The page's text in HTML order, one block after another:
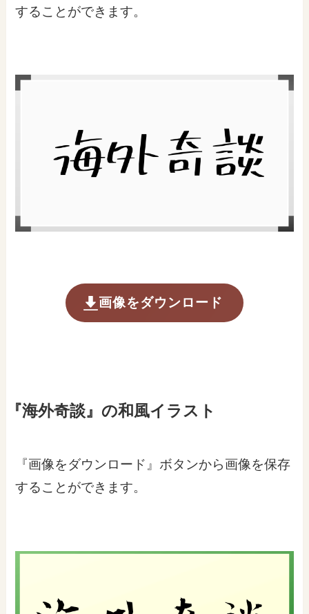
することができます。
画像をダウンロード
『海外奇談』の和風イラスト
『画像をダウンロード』ボタンから画像を保存
することができます。